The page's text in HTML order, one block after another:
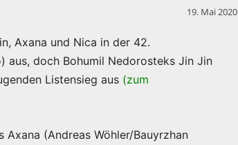
19. Mai 2020
Axana und Nica in der 42.
aus, doch Bohumil Nedorosteks Jin Jin
Listensieg aus (zum
(Andreas Wöhler/Bauyrzhan